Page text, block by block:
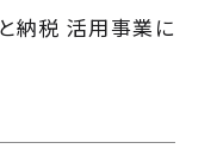
納税 活用事業に